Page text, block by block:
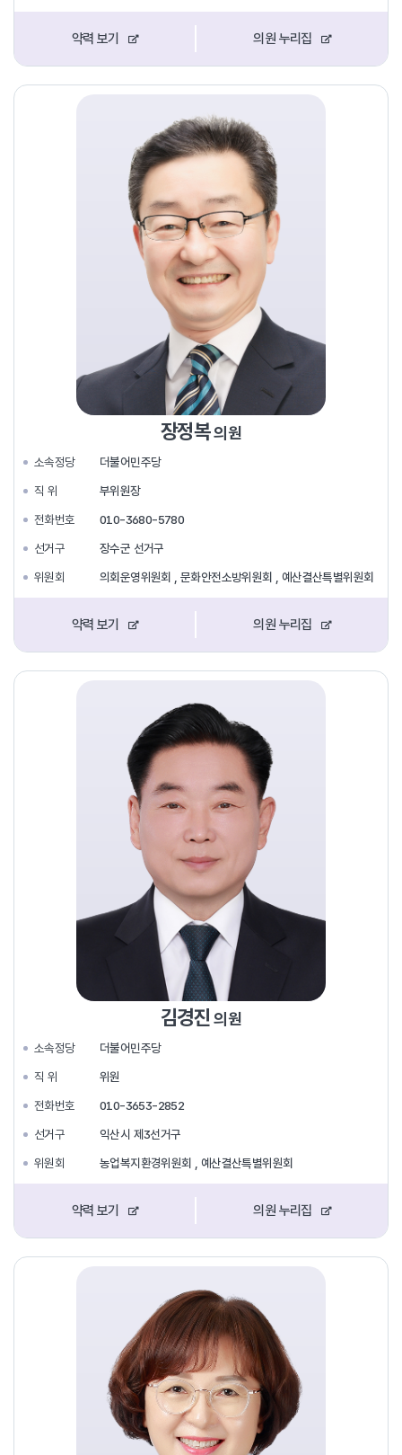
약력 보기 의원 누리집
장정복의원
소속정당
더불어민주당
직 위
부위원장
전화번호
010-3680-5780
선거구
장수군 선거구
위원회
의회운영위원회 , 문화안전소방위원회 , 예산결산특별위원회
약력 보기 의원 누리집
김경진 의원
소속정당
더불어민주당
직 위
위원
전화번호
010-3653-2852
선거구
익산시 제3선거구
위원회
농업복지환경위원회 , 예산결산특별위원회
약력 보기 의원 누리집